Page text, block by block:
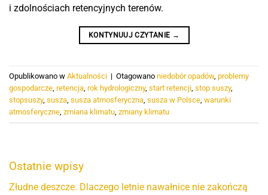
i zdolnościach retencyjnych terenów.
KONTYNUUJ CZYTANIE →
Opublikowano w Aktualności | Otagowano niedobór opadów, problemy
gospodarcze retencja rok hydrologiczny, start retencji stop suszy,
stopsuszy, susza susza atmosferyczna susza w Polsce warunki
atmosferyczne zmiana klimatu zmiany klimatu
Ostatnie wpisy
Złudne deszcze. Dlaczego letnie nawałnice nie zakończą